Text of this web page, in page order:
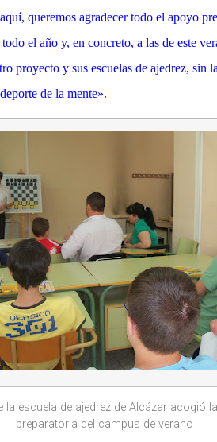
queremos agradecer todo el apoyo
el año y, en concreto, a las de este
proyecto y sus escuelas de ajedrez, sin
de la mente».
la escuela de ajedrez de Alcázar acogió
preparatoria del campus de verano